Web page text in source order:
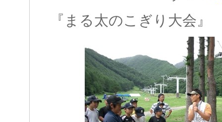
『まる太のこぎり大会